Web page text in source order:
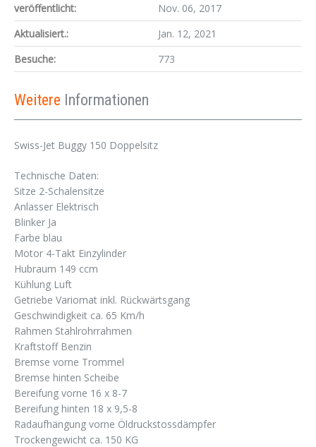
veröffentlicht:
Nov. 06, 2017
Aktualisiert.:
Jan. 12, 2021
Besuche:
773
Weitere Informationen
Swiss-Jet Buggy 150 Doppelsitz
Technische Daten:
Sitze 2-Schalensitze
Anlasser Elektrisch
Blinker Ja
Farbe blau
Motor 4-Takt Einzylinder
Hubraum 149 ccm
Kühlung Luft
Getriebe Variomat inkl. Rückwärtsgang
Geschwindigkeit ca. 65 Km/h
Rahmen Stahlrohrrahmen
Kraftstoff Benzin
Bremse vorne Trommel
Bremse hinten Scheibe
Bereifung vorne 16 x 8-7
Bereifung hinten 18 x 9,5-8
Radaufhängung vorne Öldruckstossdämpfer
Trockengewicht ca. 150 KG